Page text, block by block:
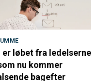
er løbet fra ledelserne
nu kommer
bagefter